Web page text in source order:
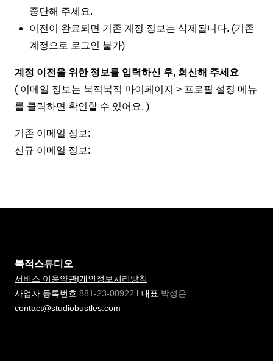
중단해 주세요.
이전이 완료되면 기존 계정 정보는 삭제됩니다. (기존
계정으로 로그인 불가)
계정 이전을 위한 정보를 입력하신 후, 회신해 주세요
( 이메일 정보는 북적북적 마이페이지 > 프로필 설정 메뉴
를 클릭하면 확인할 수 있어요. )
기존 이메일 정보:
신규 이메일 정보:
북적스튜디오
서비스 이용약관I개인정보처리방침
사업자 등록번호 881-23-00922 I 대표 박성은
contact@studiobustles.com